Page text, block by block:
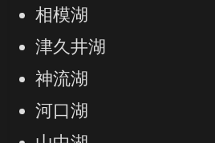
相模湖
津久井湖
神流湖
河口湖